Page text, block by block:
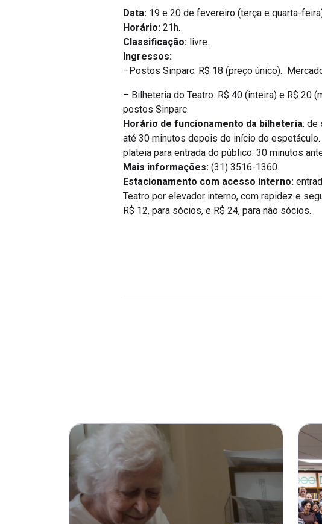
Data: 19 e 20 de fevereiro (terça e quarta-
Horário: 21h.
Classificação: livre.
Ingressos:
–Postos Sinparc: R$ 18 (preço único).
– Bilheteria do Teatro: R$ 40 (inteira) e R$ 20
postos Sinparc.
Horário de funcionamento da bilheteria: de
até 30 minutos depois do início do
plateia para entrada do público: 30 minutos
Mais informações: (31) 3516-1360.
Estacionamento com acesso interno:
Teatro por elevador interno, com rapidez e
R$ 12, para sócios, e R$ 24, para não sócios.